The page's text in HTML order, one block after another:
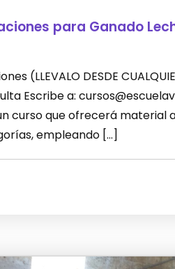
para Ganado
(LLEVALO DESDE
Escribe a:
un curso que ofrecerá
empleando […]